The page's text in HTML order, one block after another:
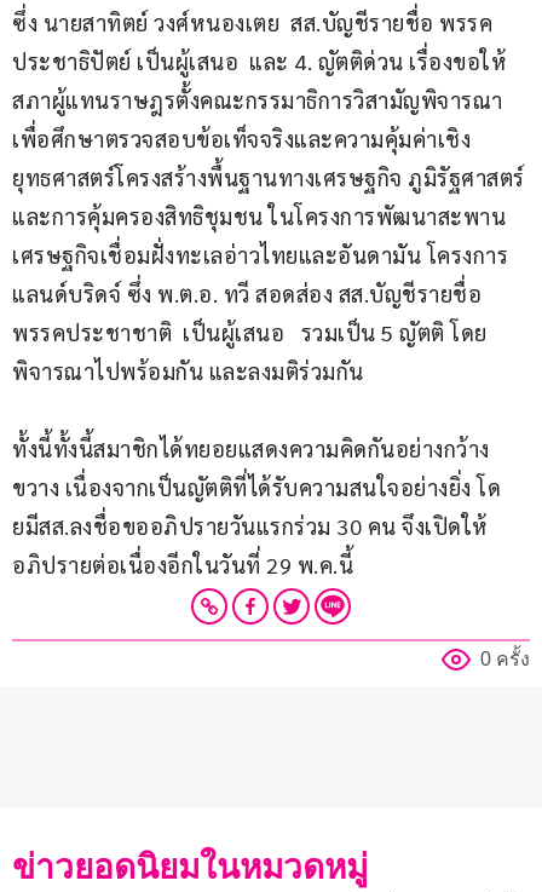
ซึ่ง นายสาทิตย์ วงศ์หนองเตย  สส.บัญชีรายชื่อ พรรค
ประชาธิปัตย์ เป็นผู้เสนอ  และ 4. ญัตติด่วน เรื่องขอให้
สภาผู้แทนราษฎรตั้งคณะกรรมาธิการวิสามัญพิจารณา
เพื่อศึกษาตรวจสอบข้อเท็จจริงและความคุ้มค่าเชิง
ยุทธศาสตร์โครงสร้างพื้นฐานทางเศรษฐกิจ ภูมิรัฐศาสตร์
และการคุ้มครองสิทธิชุมชน ในโครงการพัฒนาสะพาน
เศรษฐกิจเชื่อมฝั่งทะเลอ่าวไทยและอันดามัน โครงการ
แลนด์บริดจ์ ซึ่ง พ.ต.อ. ทวี สอดส่อง สส.บัญชีรายชื่อ
พรรคประชาชาติ  เป็นผู้เสนอ   รวมเป็น 5 ญัตติ โดย
พิจารณาไปพร้อมกัน และลงมติร่วมกัน
ทั้งนี้ทั้งนี้สมาชิกได้ทยอยแสดงความคิดกันอย่างกว้าง
ขวาง เนื่องจากเป็นญัตติที่ได้รับความสนใจอย่างยิ่ง โด
ยมีสส.ลงชื่อขออภิปรายวันแรกร่วม 30 คน จึงเปิดให้
อภิปรายต่อเนื่องอีกในวันที่ 29 พ.ค.นี้
0 ครั้ง
ข่าวยอดนิยมในหมวดหมู่